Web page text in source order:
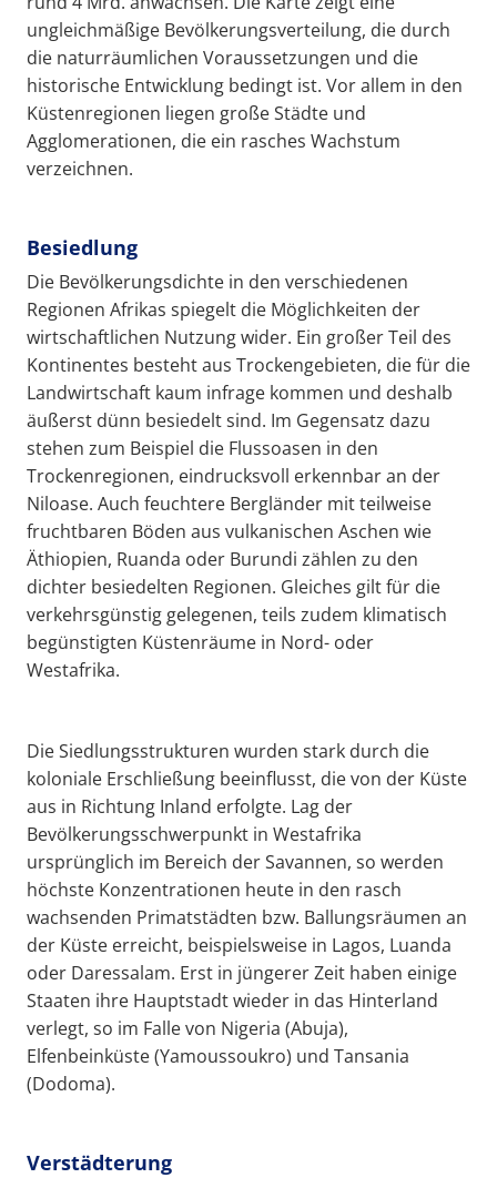
ungleichmäßige Bevölkerungsverteilung, die durch
die naturräumlichen Voraussetzungen und die
historische Entwicklung bedingt ist. Vor allem in den
Küstenregionen liegen große Städte und
Agglomerationen, die ein rasches Wachstum
verzeichnen.
Besiedlung
Die Bevölkerungsdichte in den verschiedenen
Regionen Afrikas spiegelt die Möglichkeiten der
wirtschaftlichen Nutzung wider. Ein großer Teil des
Kontinentes besteht aus Trockengebieten, die für die
Landwirtschaft kaum infrage kommen und deshalb
äußerst dünn besiedelt sind. Im Gegensatz dazu
stehen zum Beispiel die Flussoasen in den
Trockenregionen, eindrucksvoll erkennbar an der
Niloase. Auch feuchtere Bergländer mit teilweise
fruchtbaren Böden aus vulkanischen Aschen wie
Äthiopien, Ruanda oder Burundi zählen zu den
dichter besiedelten Regionen. Gleiches gilt für die
verkehrsgünstig gelegenen, teils zudem klimatisch
begünstigten Küstenräume in Nord- oder
Westafrika.
Die Siedlungsstrukturen wurden stark durch die
koloniale Erschließung beeinflusst, die von der Küste
aus in Richtung Inland erfolgte. Lag der
Bevölkerungsschwerpunkt in Westafrika
ursprünglich im Bereich der Savannen, so werden
höchste Konzentrationen heute in den rasch
wachsenden Primatstädten bzw. Ballungsräumen an
der Küste erreicht, beispielsweise in Lagos, Luanda
oder Daressalam. Erst in jüngerer Zeit haben einige
Staaten ihre Hauptstadt wieder in das Hinterland
verlegt, so im Falle von Nigeria (Abuja),
Elfenbeinküste (Yamoussoukro) und Tansania
(Dodoma).
Verstädterung